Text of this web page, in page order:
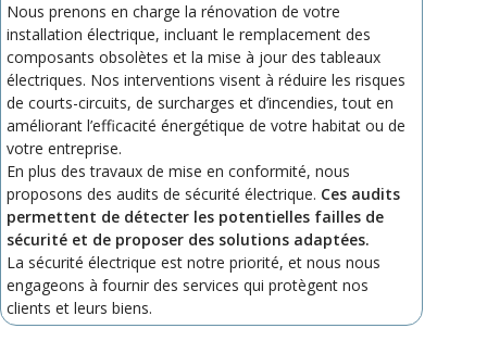
Nous prenons en charge la rénovation de votre
installation électrique, incluant le remplacement des
composants obsolètes et la mise à jour des tableaux
électriques. Nos interventions visent à réduire les risques
de courts-circuits, de surcharges et d’incendies, tout en
améliorant l’efficacité énergétique de votre habitat ou de
votre entreprise.
En plus des travaux de mise en conformité, nous
proposons des audits de sécurité électrique. Ces audits
permettent de détecter les potentielles failles de
sécurité et de proposer des solutions adaptées.
La sécurité électrique est notre priorité, et nous nous
engageons à fournir des services qui protègent nos
clients et leurs biens.